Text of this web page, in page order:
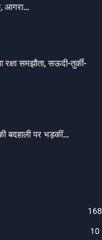
आगरा…
समझौता, सऊदी-तुर्की-
बदहाली पर भड़कीं…
10